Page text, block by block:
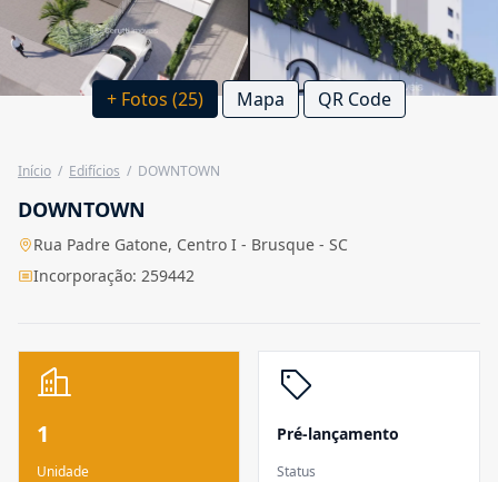
+ Fotos (25) Mapa QR Code
Início / Edifícios / DOWNTOWN
DOWNTOWN
Rua Padre Gatone, Centro I - Brusque - SC
Incorporação: 259442
1
Unidade
Pré-lançamento
Status